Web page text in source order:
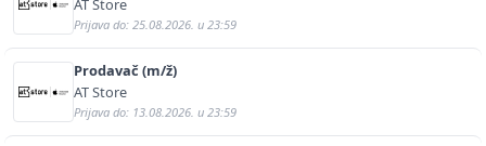
AT Store
Prijava do: 25.08.2026. u 23:59
Prodavač (m/ž)
AT Store
Prijava do: 13.08.2026. u 23:59